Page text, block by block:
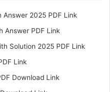
Answer 2025 PDF Link
Answer PDF Link
Solution 2025 PDF Link
Link
Download Link